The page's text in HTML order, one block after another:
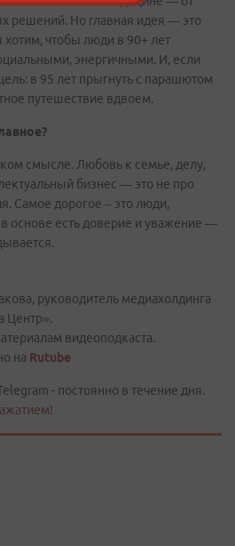
решений. Но главная идея — это
чтобы люди в 90+ лет
энергичными. И, если
в 95 лет прыгнуть с парашютом
путешествие вдвоем.
смысле. Любовь к семье, делу,
бизнес — это не про
Самое дорогое – это люди,
основе есть доверие и уважение —
руководитель медиахолдинга
Центр».
видеоподкаста.
на Rutube
- постоянно в течение дня.